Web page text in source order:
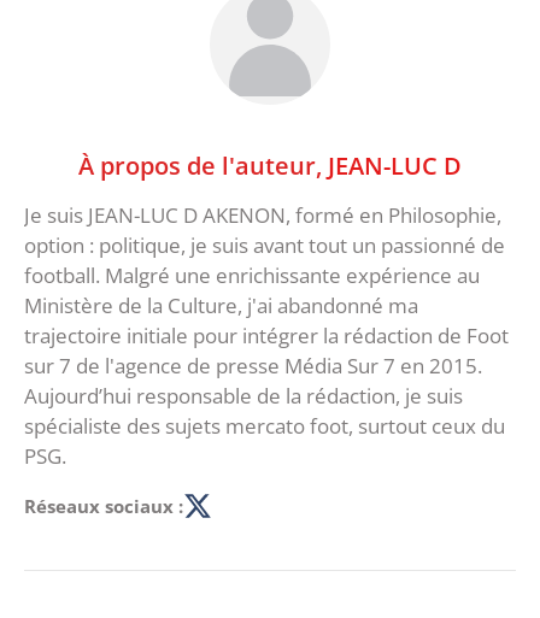
À propos de l'auteur, JEAN-LUC D
Je suis JEAN-LUC D AKENON, formé en Philosophie,
option : politique, je suis avant tout un passionné de
football. Malgré une enrichissante expérience au
Ministère de la Culture, j'ai abandonné ma
trajectoire initiale pour intégrer la rédaction de Foot
sur 7 de l'agence de presse Média Sur 7 en 2015.
Aujourd’hui responsable de la rédaction, je suis
spécialiste des sujets mercato foot, surtout ceux du
PSG.
Réseaux sociaux :